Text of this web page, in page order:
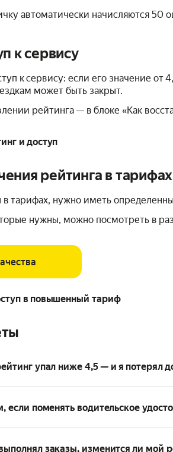
автоматически начисляются 50
к сервису
к сервису: если его значение от
может быть закрыт.
рейтинга — в блоке «Как
и доступ
рейтинга в тарифах
в тарифах, нужно иметь
нужны, можно посмотреть в
в повышенный тариф
упал ниже 4,5 — и я потерял
если поменять водительское
заказы, изменится ли мой